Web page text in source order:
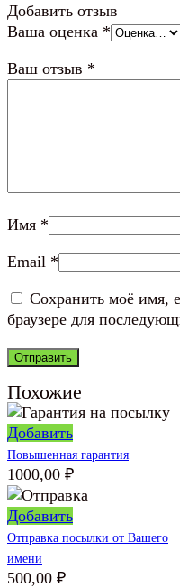
Добавить отзыв
Ваша оценка *
Ваш отзыв *
Имя *
Email *
Сохранить моё имя,
браузере для
Похожие
Добавить
Повышенная гарантия
1000,00 ₽
Добавить
Отправка посылки от Вашего
имени
500,00 ₽